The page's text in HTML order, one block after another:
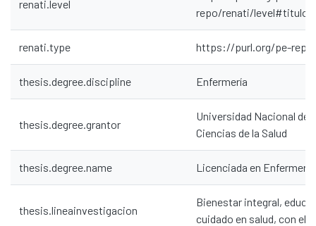
Communities & Collections
All of DSpace
Contacto
Políticas
renati.level
repo/renati/
renati.type https://purl.org/pe-
thesis.degree.discipline Enfermería
thesis.degree.grantor
Universidad Nacional de
Ciencias de la Salud
thesis.degree.name Licenciada en Enfermería
thesis.lineainvestigacion
Bienestar integral,
cuidado en salud, con el